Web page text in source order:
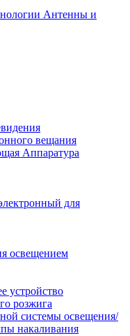
Антенны и
вещания
Аппаратура
для
освещением
устройство
розжига
системы освещения/
накаливания